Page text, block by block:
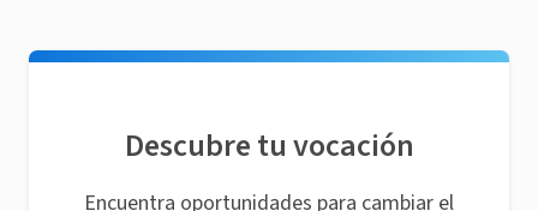
Descubre tu vocación
Encuentra oportunidades para cambiar el